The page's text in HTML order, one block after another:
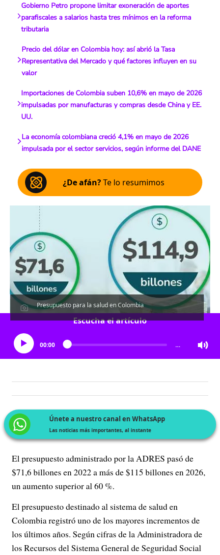
Gobierno Petro propone limitar exoneración de aportes
parafiscales a salarios hasta tres mínimos en la reforma
tributaria
Precio del dólar en Colombia hoy: así abrió la Tasa
Representativa del Mercado y qué factores influyen en su
valor
Importaciones de Colombia suben 10,6% en mayo de 2026
impulsadas por manufacturas y compras desde China y EE.
UU.
La economía colombiana creció 4,1% en mayo de 2026
impulsada por el sector servicios, según informe del DANE
¿De afán?Te lo resumimos
Presupuesto para la salud en Colombia
Escucha el artículo
00:00 …
Únete a nuestro canal en WhatsApp
Las noticias más importantes, al instante
El presupuesto administrado por la ADRES pasó de
$71,6 billones en 2022 a más de $115 billones en 2026,
un aumento superior al 60 %.
El presupuesto destinado al sistema de salud en
Colombia registró uno de los mayores incrementos de
los últimos años. Según cifras de la Administradora de
los Recursos del Sistema General de Seguridad Social